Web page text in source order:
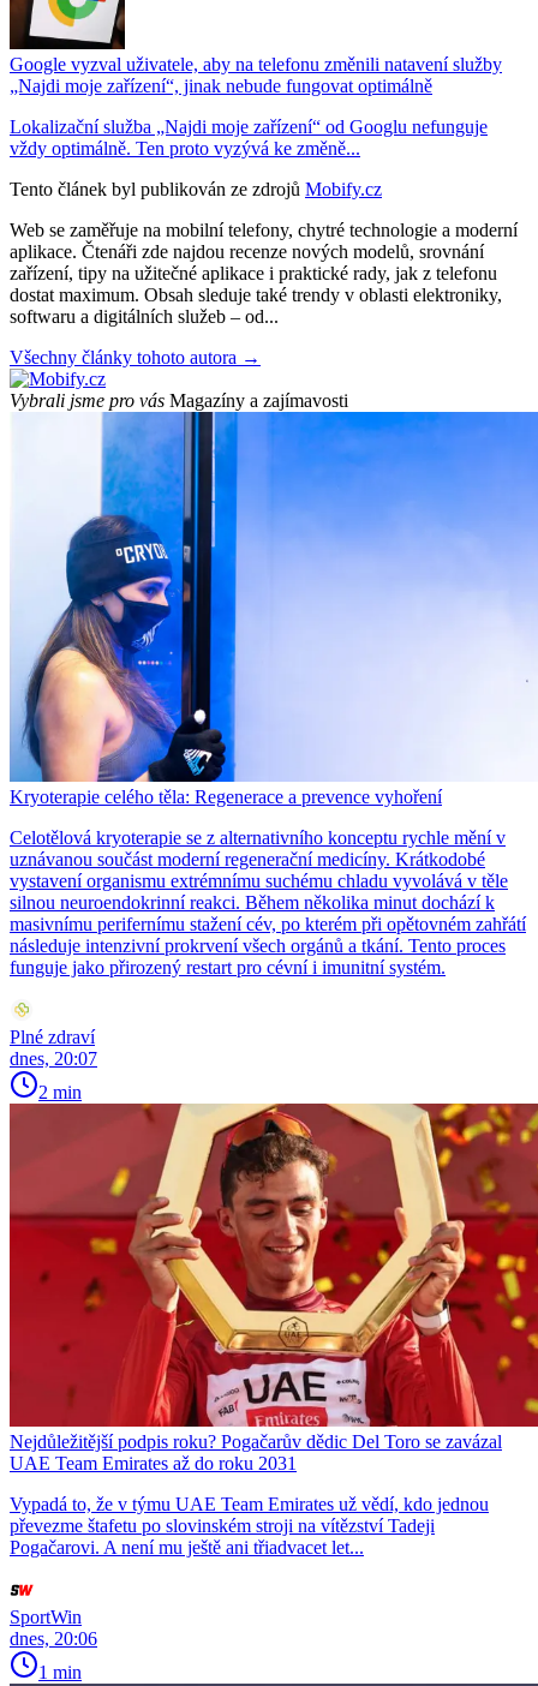
Google vyzval uživatele, aby na telefonu změnili natavení služby
„Najdi moje zařízení“, jinak nebude fungovat optimálně
Lokalizační služba „Najdi moje zařízení“ od Googlu nefunguje
vždy optimálně. Ten proto vyzývá ke změně...
Tento článek byl publikován ze zdrojů Mobify.cz
Web se zaměřuje na mobilní telefony, chytré technologie a moderní
aplikace. Čtenáři zde najdou recenze nových modelů, srovnání
zařízení, tipy na užitečné aplikace i praktické rady, jak z telefonu
dostat maximum. Obsah sleduje také trendy v oblasti elektroniky,
softwaru a digitálních služeb – od...
Všechny články tohoto autora →
Vybrali jsme pro vás Magazíny a zajímavosti
Kryoterapie celého těla: Regenerace a prevence vyhoření
Celotělová kryoterapie se z alternativního konceptu rychle mění v
uznávanou součást moderní regenerační medicíny. Krátkodobé
vystavení organismu extrémnímu suchému chladu vyvolává v těle
silnou neuroendokrinní reakci. Během několika minut dochází k
masivnímu perifernímu stažení cév, po kterém při opětovném zahřátí
následuje intenzivní prokrvení všech orgánů a tkání. Tento proces
funguje jako přirozený restart pro cévní i imunitní systém.
Plné zdraví
dnes, 20:07
2 min
Nejdůležitější podpis roku? Pogačarův dědic Del Toro se zavázal
UAE Team Emirates až do roku 2031
Vypadá to, že v týmu UAE Team Emirates už vědí, kdo jednou
převezme štafetu po slovinském stroji na vítězství Tadeji
Pogačarovi. A není mu ještě ani třiadvacet let...
SportWin
dnes, 20:06
1 min